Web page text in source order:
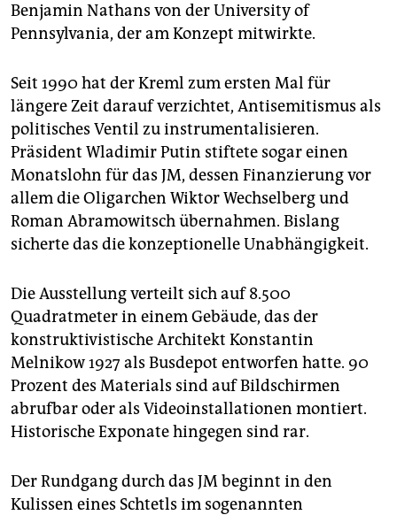
Benjamin Nathans von der University of
Pennsylvania, der am Konzept mitwirkte.
Seit 1990 hat der Kreml zum ersten Mal für
längere Zeit darauf verzichtet, Antisemitismus als
politisches Ventil zu instrumentalisieren.
Präsident Wladimir Putin stiftete sogar einen
Monatslohn für das JM, dessen Finanzierung vor
allem die Oligarchen Wiktor Wechselberg und
Roman Abramowitsch übernahmen. Bislang
sicherte das die konzeptionelle Unabhängigkeit.
Die Ausstellung verteilt sich auf 8.500
Quadratmeter in einem Gebäude, das der
konstruktivistische Architekt Konstantin
Melnikow 1927 als Busdepot entworfen hatte. 90
Prozent des Materials sind auf Bildschirmen
abrufbar oder als Videoinstallationen montiert.
Historische Exponate hingegen sind rar.
Der Rundgang durch das JM beginnt in den
Kulissen eines Schtetls im sogenannten